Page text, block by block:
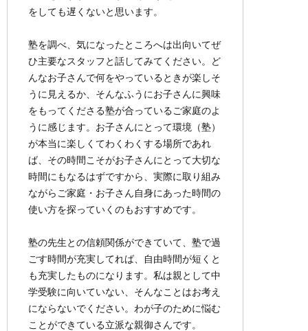
をしても遅くないと思います。
塾を調べ、気になったところへは出向いてぜ
ひ主要なスタッフと話してみてください。ど
んなお子さんで何をやっているときが楽しそ
うに見えるか、そんなふうにお子さんに興味
をもってくださる塾が合っているご家庭のよ
うに感じます。お子さんにとって環境（塾）
が本当に楽しくてわくわくする場所であれ
ば、その時間こそがお子さんにとって大切な
時間にもなるはずですから、実際に取り組み
ながらご家庭・お子さん自身にあった時間の
使い方を探っていくのもおすすめです。
塾の先生との信頼関係ができていて、塾で過
ごす時間が充実してれば、自由時間が短くと
も充実したものになります。私は親として中
学受験に向いていない、そんなことはお考え
にならないでください。わが子のために悩む
ことができている立派な親御さんです。